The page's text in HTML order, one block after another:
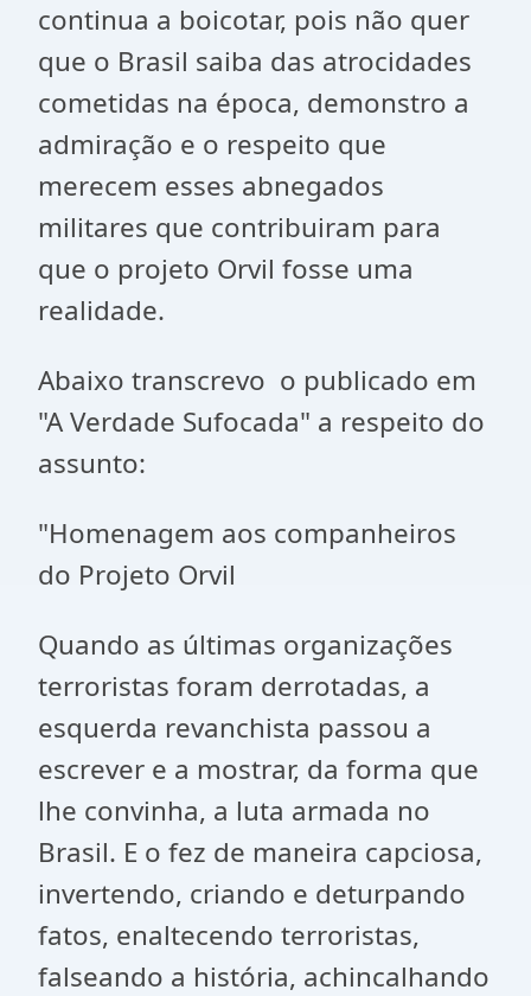
continua a boicotar, pois não quer
que o Brasil saiba das atrocidades
cometidas na época, demonstro a
admiração e o respeito que
merecem esses abnegados
militares que contribuiram para
que o projeto Orvil fosse uma
realidade.
Abaixo transcrevo o publicado em
"A Verdade Sufocada" a respeito do
assunto:
"Homenagem aos companheiros
do Projeto Orvil
Quando as últimas organizações
terroristas foram derrotadas, a
esquerda revanchista passou a
escrever e a mostrar, da forma que
lhe convinha, a luta armada no
Brasil. E o fez de maneira capciosa,
invertendo, criando e deturpando
fatos, enaltecendo terroristas,
falseando a história, achincalhando